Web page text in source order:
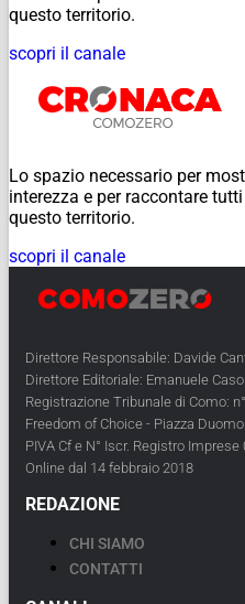
questo territorio.
scopri il canale
Lo spazio necessario per
interezza e per raccontare
questo territorio.
scopri il canale
Direttore Responsabile: Davide
Direttore Editoriale: Emanuele Caso
Registrazione Tribunale di Como:
Freedom of Choice - Piazza
PIVA Cf e N° Iscr. Registro
Online dal 14 febbraio 2018
REDAZIONE
CHI SIAMO
CONTATTI